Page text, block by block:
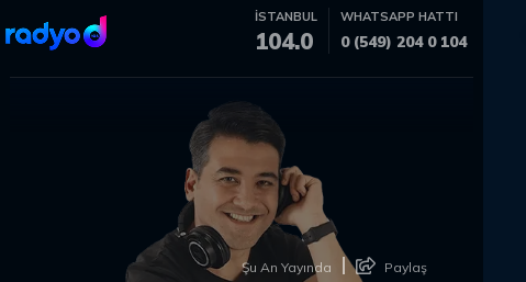
İSTANBUL
104.0
WHATSAPP HATTI
0 (549) 204 0 104
Şu An Yayında Paylaş